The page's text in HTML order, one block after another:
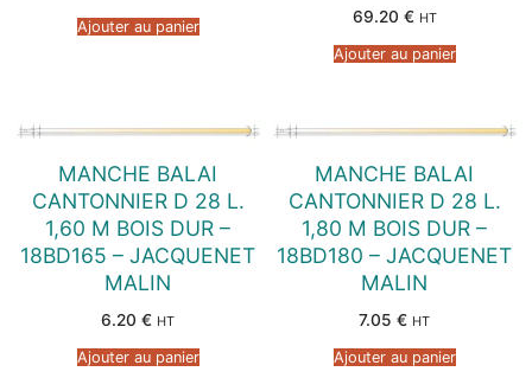
Ajouter au panier
69.20 € HT
Ajouter au panier
MANCHE BALAI
CANTONNIER D 28 L.
1,60 M BOIS DUR –
18BD165 – JACQUENET
MALIN
6.20 € HT
Ajouter au panier
MANCHE BALAI
CANTONNIER D 28 L.
1,80 M BOIS DUR –
18BD180 – JACQUENET
MALIN
7.05 € HT
Ajouter au panier